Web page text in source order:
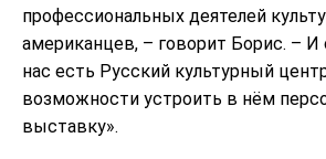
профессиональных деятелей
американцев, – говорит Борис. – И
нас есть Русский культурный
возможности устроить в нём
выставку».